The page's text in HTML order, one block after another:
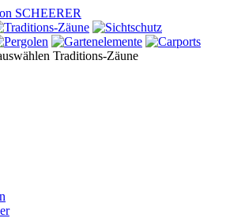
Traditions-Zäune